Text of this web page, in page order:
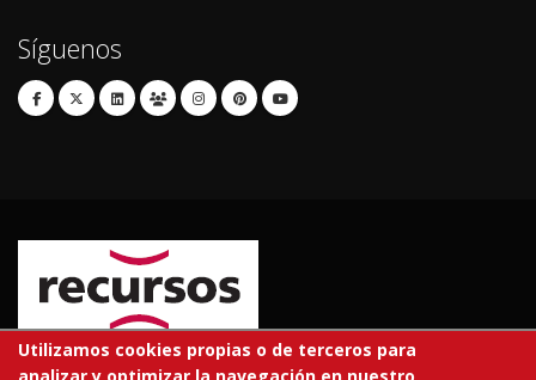
Síguenos
Utilizamos cookies propias o de terceros para